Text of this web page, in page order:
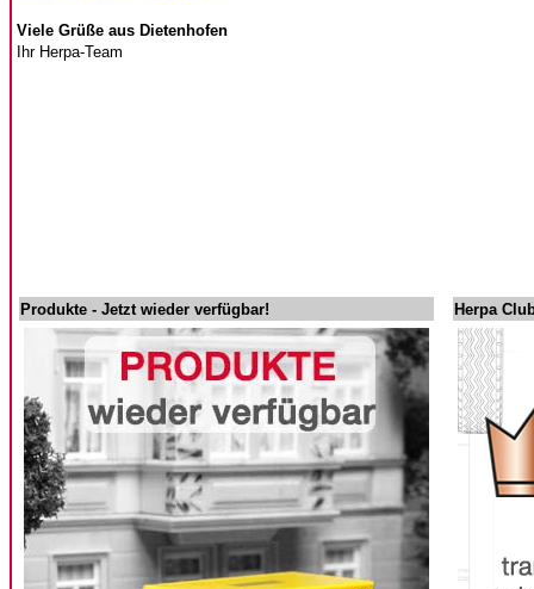
Viele Grüße aus Dietenhofen
Ihr Herpa-Team
Produkte - Jetzt wieder verfügbar! Herpa